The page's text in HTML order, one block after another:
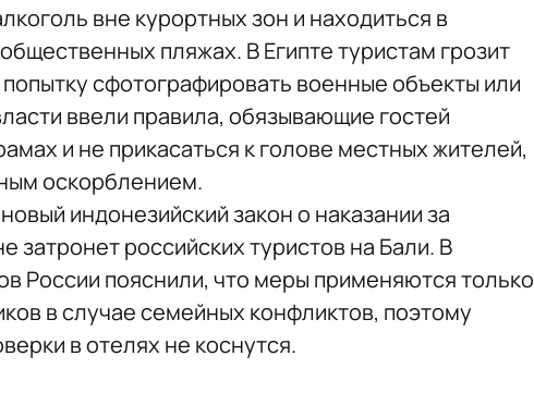
вне курортных зон и находиться в
пляжах. В Египте туристам грозит
сфотографировать военные объекты или
ввели правила, обязывающие гостей
и не прикасаться к голове местных жителей,
оскорблением.
индонезийский закон о наказании за
затронет российских туристов на Бали. В
России пояснили, что меры применяются только
в случае семейных конфликтов, поэтому
в отелях не коснутся.